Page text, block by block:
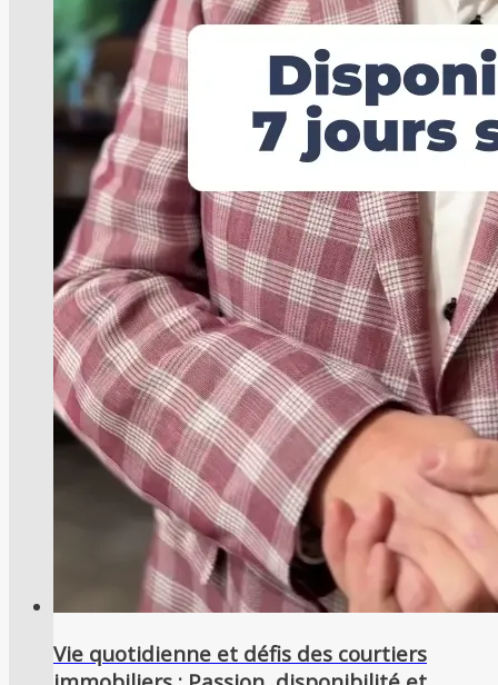
Vie quotidienne et défis des courtiers